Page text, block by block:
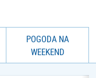
POGODA NA
WEEKEND